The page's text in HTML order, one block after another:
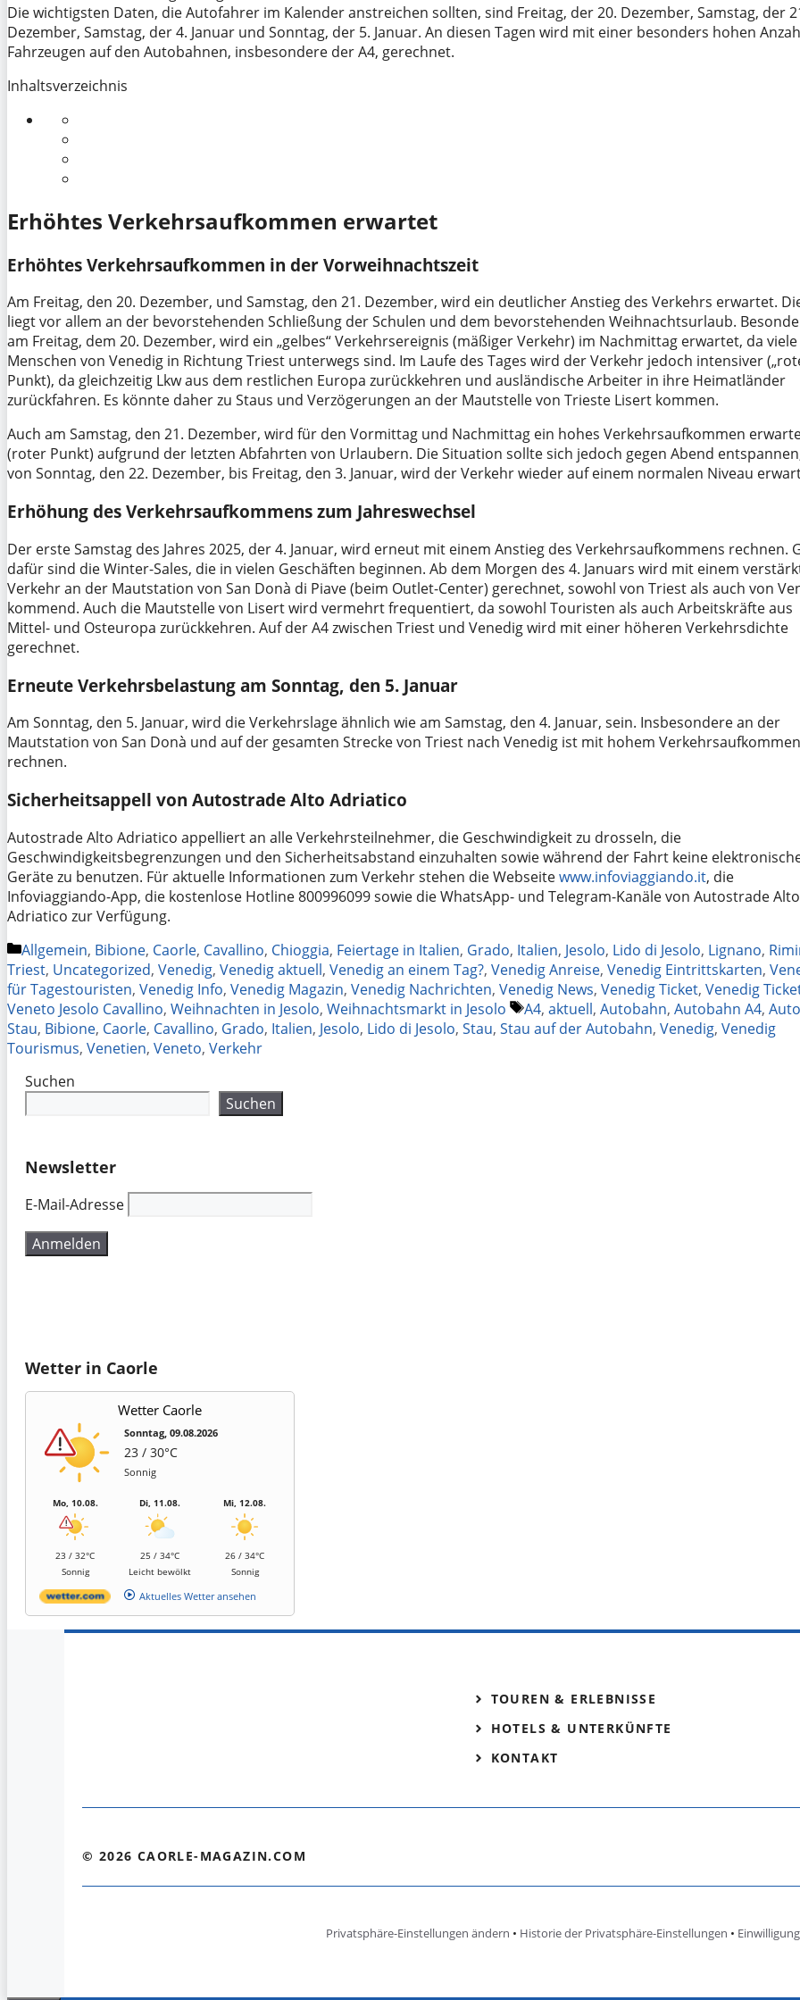
Die wichtigsten Daten, die Autofahrer im Kalender anstreichen sollten, sind Freitag, der 20. Dezember, Samstag, der
Dezember, Samstag, der 4. Januar und Sonntag, der 5. Januar. An diesen Tagen wird mit einer besonders hohen
Fahrzeugen auf den Autobahnen, insbesondere der A4, gerechnet.
Inhaltsverzeichnis
Erhöhtes Verkehrsaufkommen erwartet
Erhöhtes Verkehrsaufkommen in der Vorweihnachtszeit
Am Freitag, den 20. Dezember, und Samstag, den 21. Dezember, wird ein deutlicher Anstieg des Verkehrs erwartet.
liegt vor allem an der bevorstehenden Schließung der Schulen und dem bevorstehenden Weihnachtsurlaub.
am Freitag, dem 20. Dezember, wird ein „gelbes“ Verkehrsereignis (mäßiger Verkehr) im Nachmittag erwartet, da viele
Menschen von Venedig in Richtung Triest unterwegs sind. Im Laufe des Tages wird der Verkehr jedoch intensiver
Punkt), da gleichzeitig Lkw aus dem restlichen Europa zurückkehren und ausländische Arbeiter in ihre Heimatländer
zurückfahren. Es könnte daher zu Staus und Verzögerungen an der Mautstelle von Trieste Lisert kommen.
Auch am Samstag, den 21. Dezember, wird für den Vormittag und Nachmittag ein hohes Verkehrsaufkommen
(roter Punkt) aufgrund der letzten Abfahrten von Urlaubern. Die Situation sollte sich jedoch gegen Abend
von Sonntag, den 22. Dezember, bis Freitag, den 3. Januar, wird der Verkehr wieder auf einem normalen Niveau
Erhöhung des Verkehrsaufkommens zum Jahreswechsel
Der erste Samstag des Jahres 2025, der 4. Januar, wird erneut mit einem Anstieg des Verkehrsaufkommens rechnen.
dafür sind die Winter-Sales, die in vielen Geschäften beginnen. Ab dem Morgen des 4. Januars wird mit einem
Verkehr an der Mautstation von San Donà di Piave (beim Outlet-Center) gerechnet, sowohl von Triest als auch von
kommend. Auch die Mautstelle von Lisert wird vermehrt frequentiert, da sowohl Touristen als auch Arbeitskräfte aus
Mittel- und Osteuropa zurückkehren. Auf der A4 zwischen Triest und Venedig wird mit einer höheren Verkehrsdichte
gerechnet.
Erneute Verkehrsbelastung am Sonntag, den 5. Januar
Am Sonntag, den 5. Januar, wird die Verkehrslage ähnlich wie am Samstag, den 4. Januar, sein. Insbesondere an der
Mautstation von San Donà und auf der gesamten Strecke von Triest nach Venedig ist mit hohem
rechnen.
Sicherheitsappell von Autostrade Alto Adriatico
Autostrade Alto Adriatico appelliert an alle Verkehrsteilnehmer, die Geschwindigkeit zu drosseln, die
Geschwindigkeitsbegrenzungen und den Sicherheitsabstand einzuhalten sowie während der Fahrt keine
Geräte zu benutzen. Für aktuelle Informationen zum Verkehr stehen die Webseitewww.infoviaggiando.it, die
Infoviaggiando-App, die kostenlose Hotline 800996099 sowie die WhatsApp- und Telegram-Kanäle von Autostrade Alto
Adriatico zur Verfügung.
Kategorien
Allgemein, Bibione, Caorle, Cavallino, Chioggia, Feiertage in Italien, Grado, Italien, Jesolo, Lido di Jesolo, Lignano,
Triest, Uncategorized, Venedig, Venedig aktuell, Venedig an einem Tag?, Venedig Anreise, Venedig Eintrittskarten,
für Tagestouristen, Venedig Info, Venedig Magazin, Venedig Nachrichten, Venedig News, Venedig Ticket, Venedig
Veneto Jesolo Cavallino, Weihnachten in Jesolo, Weihnachtsmarkt in Jesolo Schlagwörter
A4, aktuell, Autobahn, Autobahn A4,
Stau, Bibione, Caorle, Cavallino, Grado, Italien, Jesolo, Lido di Jesolo, Stau, Stau auf der Autobahn, Venedig, Venedig
Tourismus, Venetien, Veneto, Verkehr
Suchen
Suchen
Newsletter
E-Mail-Adresse
Wetter in Caorle
Wetter Caorle
Sonntag, 09.08.2026
23 / 30°C
Sonnig
Mo, 10.08.
23 / 32°C
Sonnig
Di, 11.08.
25 / 34°C
Leicht bewölkt
Mi, 12.08.
26 / 34°C
Sonnig
Aktuelles Wetter ansehen
TOUREN & ERLEBNISSE
HOTELS & UNTERKÜNFTE
KONTAKT
© 2026 CAORLE-MAGAZIN.COM
Privatsphäre-Einstellungen ändern • Historie der Privatsphäre-Einstellungen •